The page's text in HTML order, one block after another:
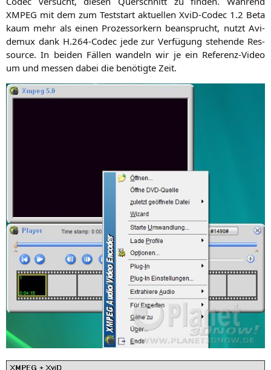
XMPEG mit dem zum Test­start aktu­el­len XviD-Codec 1.2 Beta
kaum mehr als einen Pro­zes­sor­kern bean­sprucht, nutzt Avi­
de­mux dank H.264-Codec jede zur Ver­fü­gung ste­hen­de Res­
sour­ce. In bei­den Fäl­len wan­deln wir je ein Refe­renz-Video
um und mes­sen dabei die benö­tig­te Zeit.